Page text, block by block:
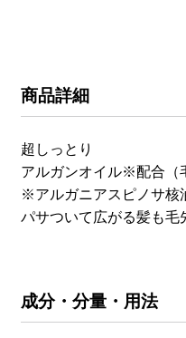
商品詳細
超しっとり
アルガンオイル※配合（
※アルガニアスピノサ核
パサついて広がる髪も毛
成分・分量・用法